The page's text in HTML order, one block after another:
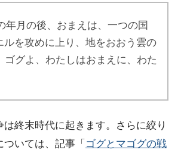
月の後、おまえは、一つの国
を攻めに上り、地をおおう雲の
ゴグよ、わたしはおまえに、わた
終末時代に起きます。さらに絞り
いては、記事「 ゴグとマゴグの戦